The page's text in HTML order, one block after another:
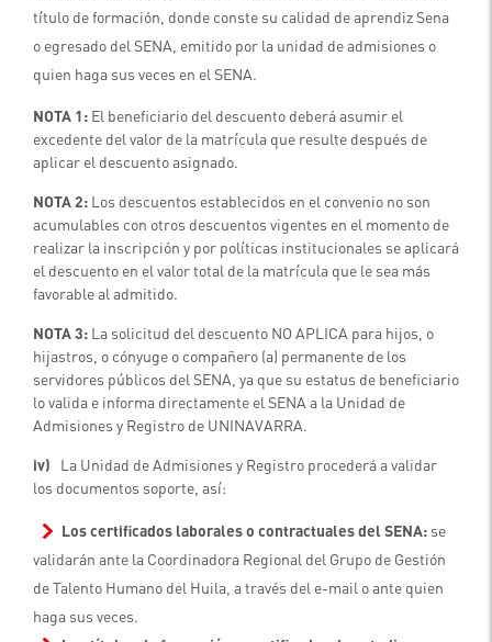
título de formación, donde conste su calidad de aprendiz Sena
o egresado del SENA, emitido por la unidad de admisiones o
quien haga sus veces en el SENA.
NOTA 1: El beneficiario del descuento deberá asumir el
excedente del valor de la matrícula que resulte después de
aplicar el descuento asignado.
NOTA 2: Los descuentos establecidos en el convenio no son
acumulables con otros descuentos vigentes en el momento de
realizar la inscripción y por políticas institucionales se aplicará
el descuento en el valor total de la matrícula que le sea más
favorable al admitido.
NOTA 3: La solicitud del descuento NO APLICA para hijos, o
hijastros, o cónyuge o compañero (a) permanente de los
servidores públicos del SENA, ya que su estatus de beneficiario
lo valida e informa directamente el SENA a la Unidad de
Admisiones y Registro de UNINAVARRA.
iv) La Unidad de Admisiones y Registro procederá a validar
los documentos soporte, así:
Los certificados laborales o contractuales del SENA: se
validarán ante la Coordinadora Regional del Grupo de Gestión
de Talento Humano del Huila, a través del e-mail o ante quien
haga sus veces.